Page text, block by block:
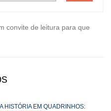
convite de leitura para que
HISTÓRIA EM QUADRINHOS: